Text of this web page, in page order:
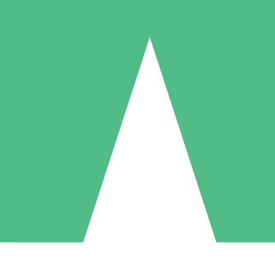
Packs de Crédits Individuels
à l'utilisation avec des crédits de téléchargement. Sans engagement
5 Téléchargements
US$